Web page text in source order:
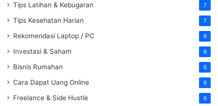
Tips Latihan & Kebugaran 7
Tips Kesehatan Harian 7
Rekomendasi Laptop / PC 6
Investasi & Saham 6
Bisnis Rumahan 6
Cara Dapat Uang Online 6
Freelance & Side Hustle 6